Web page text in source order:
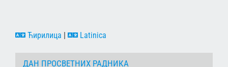
Ћирилица | Latinica
ДАН ПРОСВЕТНИХ РАДНИКА